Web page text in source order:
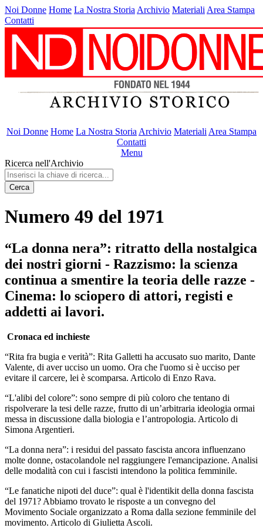
Noi Donne Home La Nostra Storia Archivio Materiali Area Stampa
Contatti
Noi Donne Home La Nostra Storia Archivio Materiali Area Stampa
Contatti
Menu
Ricerca nell'Archivio
Cerca
Numero 49 del 1971
“La donna nera”: ritratto della nostalgica
dei nostri giorni - Razzismo: la scienza
continua a smentire la teoria delle razze -
Cinema: lo sciopero di attori, registi e
addetti ai lavori.
Cronaca ed inchieste
“Rita fra bugia e verità”: Rita Galletti ha accusato suo marito, Dante
Valente, di aver ucciso un uomo. Ora che l'uomo si è ucciso per
evitare il carcere, lei è scomparsa. Articolo di Enzo Rava.
“L'alibi del colore”: sono sempre di più coloro che tentano di
rispolverare la tesi delle razze, frutto di un’arbitraria ideologia ormai
messa in discussione dalla biologia e l’antropologia. Articolo di
Simona Argentieri.
“La donna nera”: i residui del passato fascista ancora influenzano
molte donne, ostacolandole nel raggiungere l'emancipazione. Analisi
delle modalità con cui i fascisti intendono la politica femminile.
“Le fanatiche nipoti del duce”: qual è l'identikit della donna fascista
del 1971? Abbiamo trovato le risposte a un convegno del
Movimento Sociale organizzato a Roma dalla sezione femminile del
movimento. Articolo di Giulietta Ascoli.